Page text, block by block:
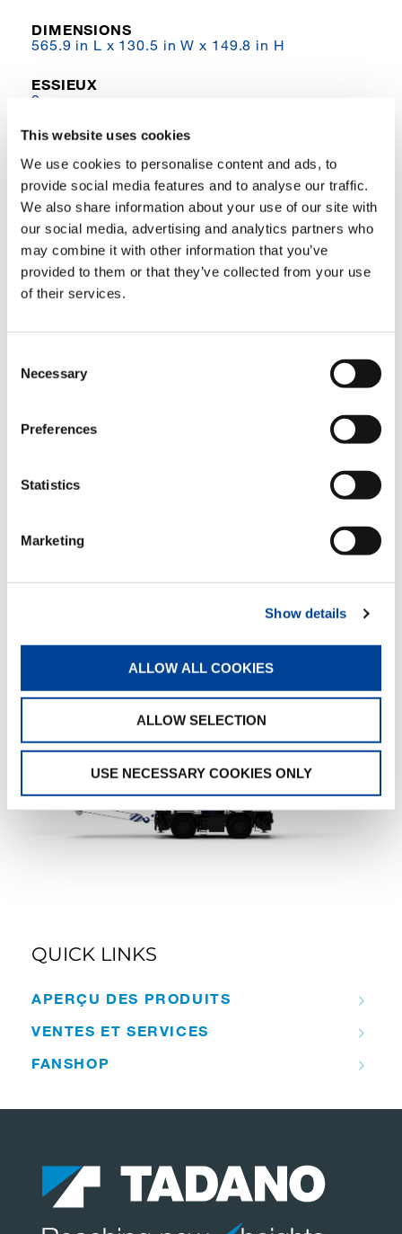
This website uses cookies
We use cookies to personalise content and ads, to
provide social media features and to analyse our traffic.
We also share information about your use of our site with
our social media, advertising and analytics partners who
may combine it with other information that you’ve
provided to them or that they’ve collected from your use
of their services.
Selection
Necessary
Preferences
Statistics
Marketing
Show details
ALLOW ALL COOKIES
ALLOW SELECTION
USE NECESSARY COOKIES ONLY
DIMENSIONS
565.9 in L x 130.5 in W x 149.8 in H
ESSIEUX
2
ENTRAÎNEMENT
4x4x4
DESCRIPTION DU PRODUIT
Une fiabilité repensée
Si ce n’est pas cassé, ne le réparez pas ! La GR-
1000XL-4, équipée d’un moteur Cummins, a
métriques). La nouvelle GR-1000XL-4 a
et de jib que son prédécesseur, assurant une
transition en douceur. En une première
nouveau système de contrepoids intelligent
qui permet à la grue de placer le contrepoids
QUICK LINKS
APERÇU DES PRODUITS
VENTES ET SERVICES
FANSHOP